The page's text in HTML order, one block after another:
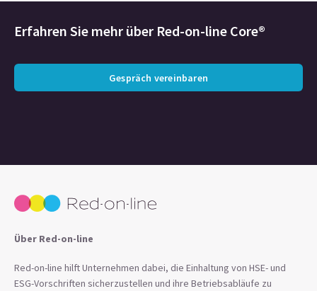
Erfahren Sie mehr über Red-on-line Core®
Gespräch vereinbaren
Über Red-on-line
Red-on-line hilft Unternehmen dabei, die Einhaltung von HSE- und
ESG-Vorschriften sicherzustellen und ihre Betriebsabläufe zu